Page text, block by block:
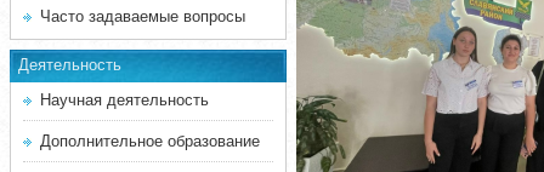
Часто задаваемые вопросы
Деятельность
Научная деятельность
Дополнительное образование